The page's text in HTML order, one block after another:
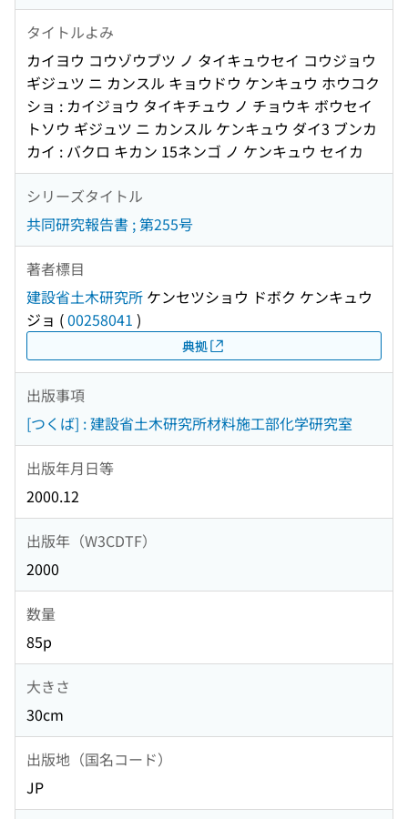
タイトルよみ
カイヨウ コウゾウブツ ノ タイキュウセイ コウジョウ
ギジュツ ニ カンスル キョウドウ ケンキュウ ホウコク
ショ : カイジョウ タイキチュウ ノ チョウキ ボウセイ
トソウ ギジュツ ニ カンスル ケンキュウ ダイ3 ブンカ
カイ : バクロ キカン 15ネンゴ ノ ケンキュウ セイカ
シリーズタイトル
共同研究報告書 ; 第255号
著者標目
建設省土木研究所 ケンセツショウ ドボク ケンキュウ
ジョ (00258041 )
典拠
出版事項
[つくば] : 建設省土木研究所材料施工部化学研究室
出版年月日等
2000.12
出版年（W3CDTF）
2000
数量
85p
大きさ
30cm
出版地（国名コード）
JP